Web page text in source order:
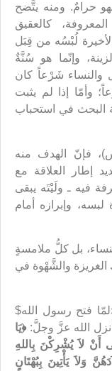
حرامٌ. ومنه يتَّضح
كالعقيق
لُبْسُه من قِبَل
وإنّما هو سُنَّةٌ
والنساء شَرْعاً كان
وأمّا إذا لم يثبت
البحث في استحباب
فإنّ الهدف منه
إطار العلاقة مع
فيه ـ ولَيْتَه يبقى
لبسه، وإبرازه أمام
بل كلُّ ملامسةٍ
والشَّهْوة في
فتح رسول الله$
الله عزَّ وجلَّ:﴿يَا
أَنْ لاَ يُشْرِكْنَ بِاللهِ
وَلاَ يَأْتِينَ بِبُهْتَانٍ